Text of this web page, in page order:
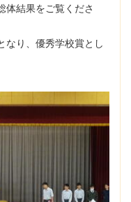
体結果をご覧くださ
なり、優秀学校賞とし